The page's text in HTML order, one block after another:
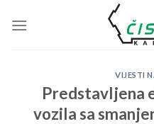
VIJESTI
Predstavljena
vozila sa